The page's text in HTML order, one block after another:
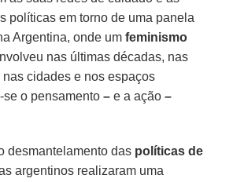
políticas em torno de uma panela
Argentina, onde umfeminismo
nas últimas décadas, nas
cidades e nos espaços
o pensamento – e a ação –
desmantelamento das políticas de
argentinos realizaram uma